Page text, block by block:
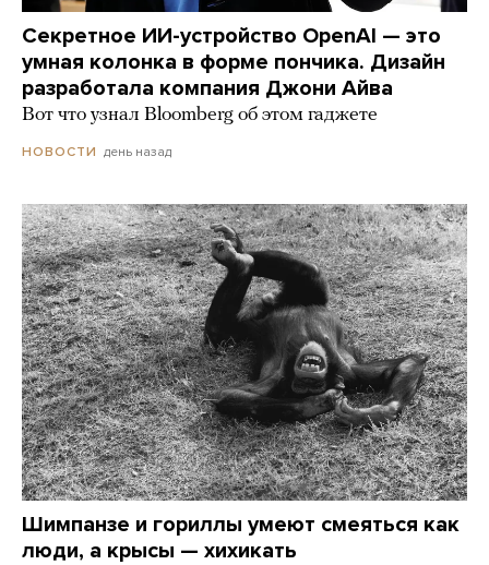
Секретное ИИ-устройство OpenAI — это
умная колонка в форме пончика. Дизайн
разработала компания Джони Айва
Вот что узнал Bloomberg об этом гаджете
НОВОСТИ день назад
Шимпанзе и гориллы умеют смеяться как
люди, а крысы — хихикать